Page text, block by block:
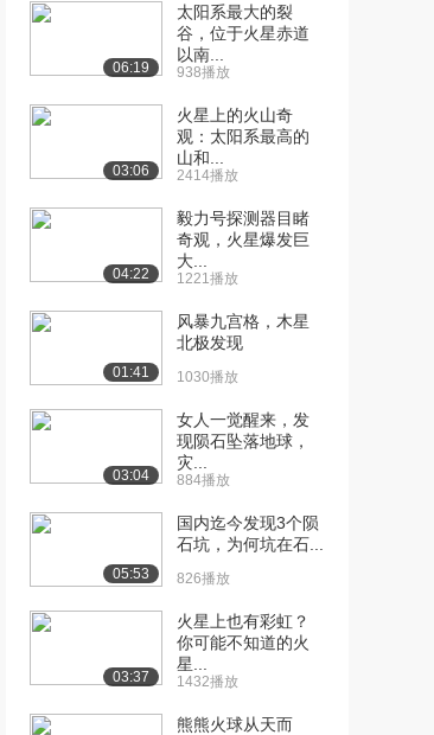
06:19
太阳系最大的裂
谷，位于火星赤道
以南...
938播放
03:06
火星上的火山奇
观：太阳系最高的
山和...
2414播放
04:22
毅力号探测器目睹
奇观，火星爆发巨
大...
1221播放
01:41
风暴九宫格，木星
北极发现
1030播放
03:04
女人一觉醒来，发
现陨石坠落地球，
灾...
884播放
05:53
国内迄今发现3个陨
石坑，为何坑在石...
826播放
03:37
火星上也有彩虹？
你可能不知道的火
星...
1432播放
熊熊火球从天而